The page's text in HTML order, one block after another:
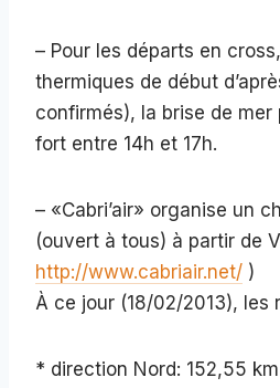
– Pour les départs en
thermiques de début
confirmés), la brise de mer
fort entre 14h et 17h.
– «Cabri’air» organise un
(ouvert à tous) à partir de
http://www.cabriair.net/ )
À ce jour (18/02/2013), les
* direction Nord: 152,55